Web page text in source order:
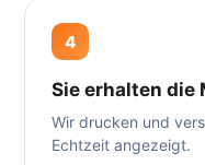
4
Sie erhalten die
Wir drucken und
Echtzeit angezeigt.